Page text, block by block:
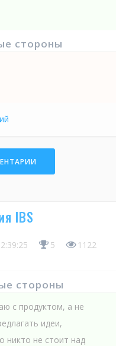
стороны
IBS
5 1122
стороны
с продуктом, а не
идеи,
никто не стоит над